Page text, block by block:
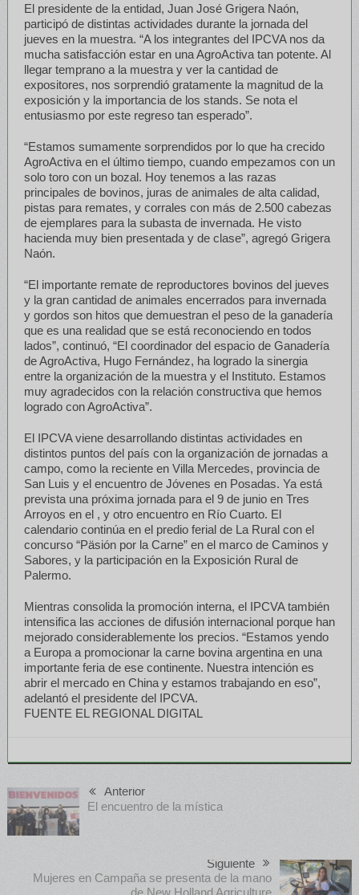
El presidente de la entidad, Juan José Grigera Naón,
participó de distintas actividades durante la jornada del
jueves en la muestra. “A los integrantes del IPCVA nos da
mucha satisfacción estar en una AgroActiva tan potente. Al
llegar temprano a la muestra y ver la cantidad de
expositores, nos sorprendió gratamente la magnitud de la
exposición y la importancia de los stands. Se nota el
entusiasmo por este regreso tan esperado”.
“Estamos sumamente sorprendidos por lo que ha crecido
AgroActiva en el último tiempo, cuando empezamos con un
solo toro con un bozal. Hoy tenemos a las razas
principales de bovinos, juras de animales de alta calidad,
pistas para remates, y corrales con más de 2.500 cabezas
de ejemplares para la subasta de invernada. He visto
hacienda muy bien presentada y de clase”, agregó Grigera
Naón.
“El importante remate de reproductores bovinos del jueves
y la gran cantidad de animales encerrados para invernada
y gordos son hitos que demuestran el peso de la ganadería
que es una realidad que se está reconociendo en todos
lados”, continuó, “El coordinador del espacio de Ganadería
de AgroActiva, Hugo Fernández, ha logrado la sinergia
entre la organización de la muestra y el Instituto. Estamos
muy agradecidos con la relación constructiva que hemos
logrado con AgroActiva”.
El IPCVA viene desarrollando distintas actividades en
distintos puntos del país con la organización de jornadas a
campo, como la reciente en Villa Mercedes, provincia de
San Luis y el encuentro de Jóvenes en Posadas. Ya está
prevista una próxima jornada para el 9 de junio en Tres
Arroyos en el , y otro encuentro en Río Cuarto. El
calendario continúa en el predio ferial de La Rural con el
concurso “Päsión por la Carne” en el marco de Caminos y
Sabores, y la participación en la Exposición Rural de
Palermo.
Mientras consolida la promoción interna, el IPCVA también
intensifica las acciones de difusión internacional porque han
mejorado considerablemente los precios. “Estamos yendo
a Europa a promocionar la carne bovina argentina en una
importante feria de ese continente. Nuestra intención es
abrir el mercado en China y estamos trabajando en eso”,
adelantó el presidente del IPCVA.
FUENTE EL REGIONAL DIGITAL
Anterior
El encuentro de la mística
Siguiente
Mujeres en Campaña se presenta de la mano
de New Holland Agriculture